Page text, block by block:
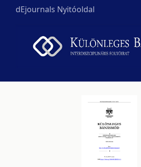
dEjournals Nyitóoldal